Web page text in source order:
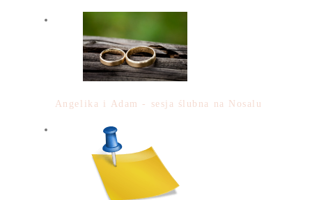
Angelika i Adam - sesja ślubna na Nosalu